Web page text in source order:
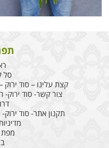
סל
קצת עלינו – סוד
צור קשר- סוד ירוק-
תקנון אתר- סוד